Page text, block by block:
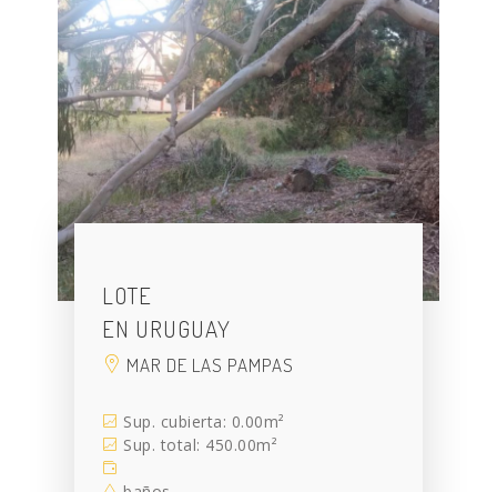
LOTE
EN URUGUAY
MAR DE LAS PAMPAS
Sup. cubierta: 0.00m²
Sup. total: 450.00m²